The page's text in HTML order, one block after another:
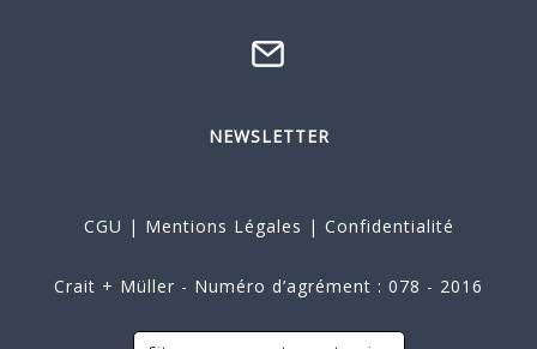
NEWSLETTER
CGU | Mentions Légales | Confidentialité
Crait + Müller - Numéro d’agrément : 078 - 2016